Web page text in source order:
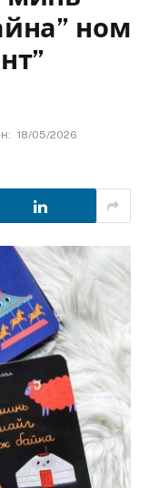
ном
18/05/2026